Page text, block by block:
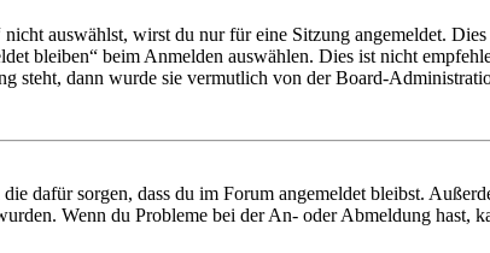
auswählst, wirst du nur für eine Sitzung angemeldet.
bleiben“ beim Anmelden auswählen. Dies ist nicht
steht, dann wurde sie vermutlich von der Board-
dafür sorgen, dass du im Forum angemeldet bleibst.
Wenn du Probleme bei der An- oder Abmeldung hast,